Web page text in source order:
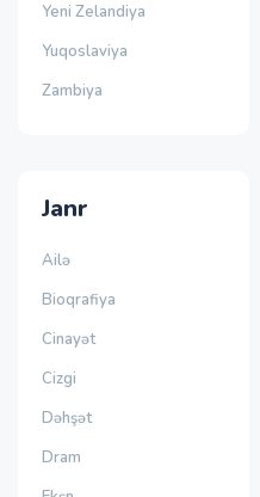
Yeni Zelandiya
Yuqoslaviya
Zambiya
Janr
Ailə
Bioqrafiya
Cinayət
Cizgi
Dəhşət
Dram